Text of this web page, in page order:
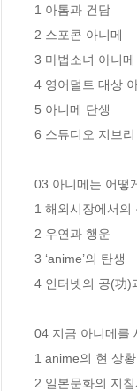
1 아톰과 건담
2 스포콘 아니메
3 마법소녀 아니메
4 영어덜트 대상
5 아니메 탄생
6 스튜디오 지브리
03 아니메는 어떻
1 해외시장에서의
2 우연과 행운
3 ‘anime’의 탄생
4 인터넷의 공(功)
04 지금 아니메를
1 anime의 현 상황
2 일본문화의 지침